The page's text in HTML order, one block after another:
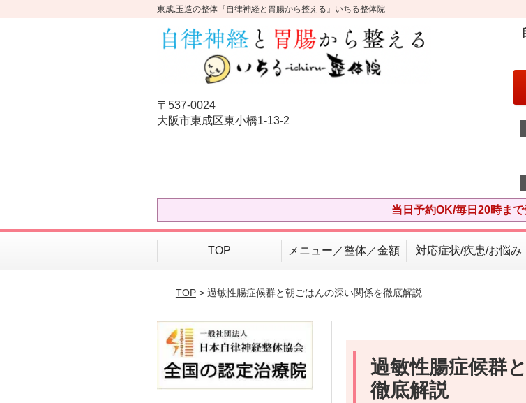
東成,玉造の整体『自律神経と胃腸から整える』いちる整体院
〒537-0024
大阪市東成区東小橋1-13-2
当日予約OK/毎日20時ま
TOP メニュー／整体／金額 対応症状/疾患/お悩み
TOP> 過敏性腸症候群と朝ごはんの深い関係を徹底解説
過敏性腸症候群
徹底解説